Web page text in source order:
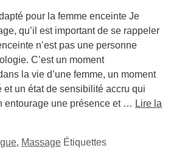
pour la femme enceinte Je
qu’il est important de se rappeler
n’est pas une personne
C’est un moment
la vie d’une femme, un moment
et un état de sensibilité accru qui
entourage une présence et … Lire la
, Massage Étiquettes